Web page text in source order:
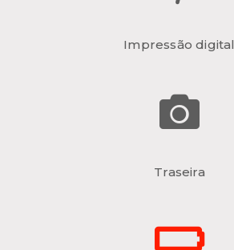
Impressão digital
Traseira